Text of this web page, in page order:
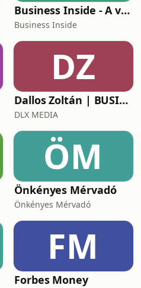
Business Inside - A vállalkozók pszichológiája
Business Inside
DZ
Dallos Zoltán | BUSINESS
DLX MEDIA
ÖM
Önkényes Mérvadó
Önkényes Mérvadó
FM
Forbes Money